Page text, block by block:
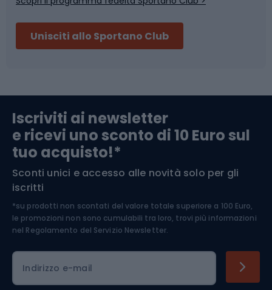
Abbigliamento da escursionismo
Componenti per biciclette
Arrampicata
Medicina dello sport
Abbigliamento ciclistico
Unisciti allo Sportano Club
Iscriviti ai newsletter
e ricevi uno sconto di 10 Euro sul
tuo acquisto!*
Sconti unici e accesso alle novità solo per gli
iscritti
*su prodotti non scontati del valore totale superiore a 100 Euro,
le promozioni non sono cumulabili tra loro, trovi più informazioni
nel Regolamento del Servizio Newsletter.
Indirizzo e-mail